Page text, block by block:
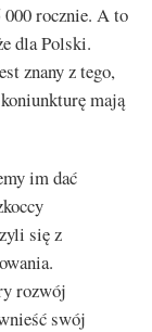
000 rocznie. A to
dla Polski.
znany z tego,
mają
im dać
się z
rozwój
swój